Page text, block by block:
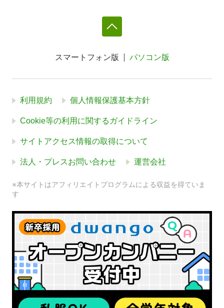
スマートフォン版 パソコン版
利用規約 個人情報保護基本方針
Cookie等の利用に関するガイドライン
サイトアクセス情報の取得について
法人・プレスお問い合わせ 運営会社
※本サイトはアフィリエイトプログラムによる収益を得ていま
す